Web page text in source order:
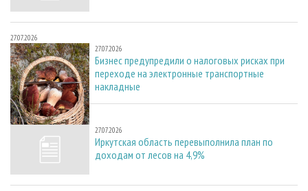
27.07.2026
27.07.2026
Бизнес предупредили о налоговых рисках при
переходе на электронные транспортные
накладные
27.07.2026
27.07.2026
Иркутская область перевыполнила план по
доходам от лесов на 4,9%